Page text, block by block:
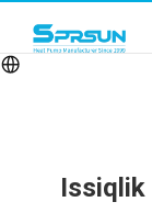
Issiqlik